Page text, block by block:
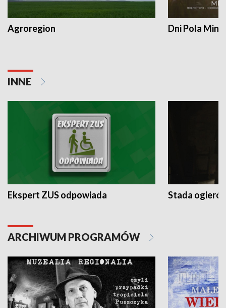
Agroregion Dni Pola
INNE
Ekspert ZUS odpowiada Stada
ARCHIWUM PROGRAMÓW